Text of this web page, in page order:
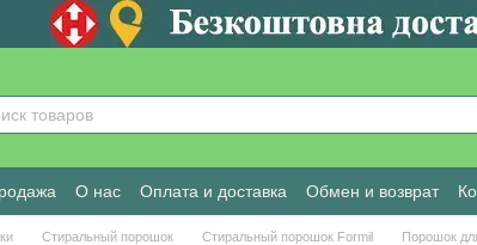
О нас Оплата и доставка Обмен и возврат
соглашение
Отзывы о магазине
Стиральный порошок Стиральный порошок Formil Порошок